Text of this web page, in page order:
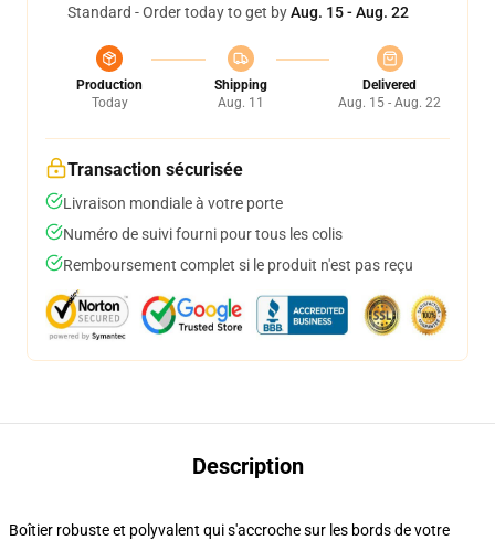
Standard - Order today to get byAug. 15 - Aug. 22
Production
Today
Shipping
Aug. 11
Delivered
Aug. 15 - Aug. 22
Transaction sécurisée
Livraison mondiale à votre porte
Numéro de suivi fourni pour tous les colis
Remboursement complet si le produit n'est pas reçu
Description
Boîtier robuste et polyvalent qui s'accroche sur les bords de votre